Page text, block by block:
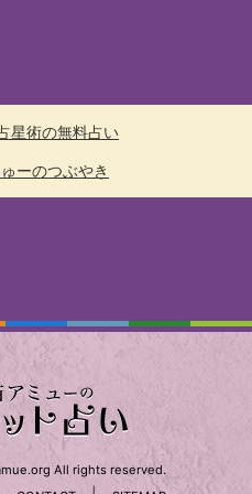
星術の無料占い
ーのつぶやき
All rights reserved.